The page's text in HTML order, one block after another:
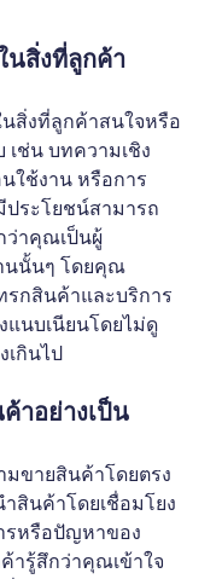
นสิ่งที่ลูกค้า
สิ่งที่ลูกค้าสนใจหรือ
เช่น บทความเชิง
ใช้งาน หรือการ
ประโยชน์สามารถ
ว่าคุณเป็นผู้
นนั้นๆ โดยคุณ
รกสินค้าและบริการ
นบเนียนโดยไม่ดู
เกินไป
าอย่างเป็น
มขายสินค้าโดยตรง
สินค้าโดยเชื่อมโยง
รหรือปัญหาของ
ารู้สึกว่าคุณเข้าใจ